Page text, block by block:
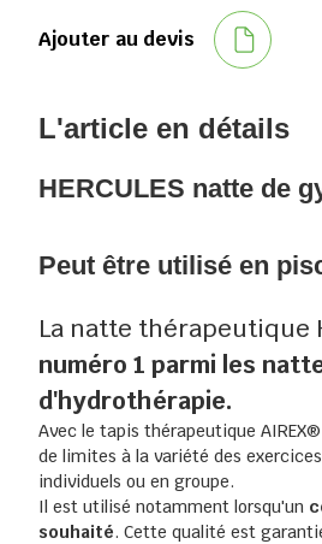
Ajouter au devis
L'article en détails
HERCULES natte de
Peut être utilisé en
La natte thérapeutique
numéro 1 parmi les
d'hydrothérapie.
Avec le tapis thérapeutique
de limites à la variété des
individuels ou en groupe.
Il est utilisé notamment lorsqu'un
souhaité. Cette qualité est